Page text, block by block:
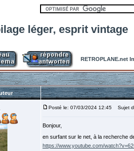
léger, esprit vintage
RETROPLANE.net
Posté le: 07/03/2024 12:45 Sujet
Bonjour,
en surfant sur le net, à la recherche
https://www.youtube.com/